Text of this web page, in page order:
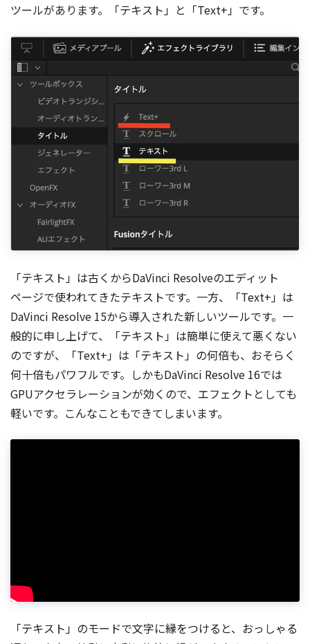
ツールがあります。「テキスト」と「Text+」です。
「テキスト」は古くからDaVinci Resolveのエディット
ページで使われてきたテキストです。一方、「Text+」は
DaVinci Resolve 15から導入された新しいツールです。一
般的に申し上げて、「テキスト」は簡単に使えて悪くない
のですが、「Text+」は「テキスト」の何倍も、おそらく
何十倍もパワフルです。しかもDaVinci Resolve 16では
GPUアクセラレーションが効くので、エフェクトとしても
軽いです。こんなこともできてしまいます。
「テキスト」のモードで文字に縁をつけると、おっしゃる